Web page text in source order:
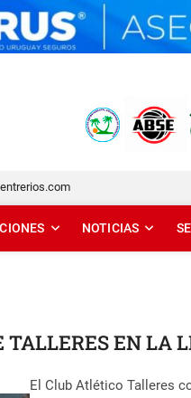
NOTICIAS
TALLERES EN LA
El Club Atlético Talleres